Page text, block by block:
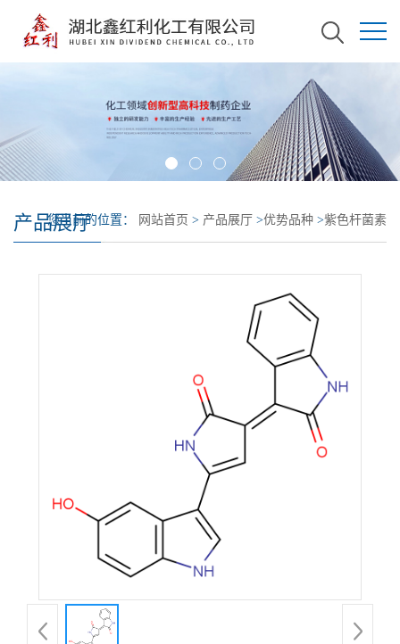
产品展厅
您当前的位置： 网站首页 > 产品展厅 >优势品种 >紫色杆菌素